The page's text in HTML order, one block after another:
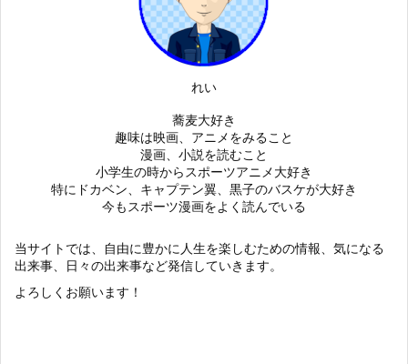
れい
蕎麦大好き
趣味は映画、アニメをみること
漫画、小説を読むこと
小学生の時からスポーツアニメ大好き
特にドカベン、キャプテン翼、黒子のバスケが大好き
今もスポーツ漫画をよく読んでいる
当サイトでは、自由に豊かに人生を楽しむための情報、気になる
出来事、日々の出来事など発信していきます。
よろしくお願います！